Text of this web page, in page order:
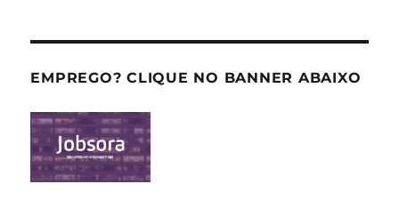
EMPREGO? CLIQUE NO BANNER ABAIXO